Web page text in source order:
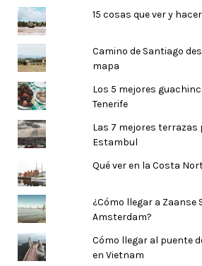
15 cosas que ver y
Camino de Santiago
mapa
Los 5 mejores
Tenerife
Las 7 mejores terrazas
Estambul
Qué ver en la Costa
¿Cómo llegar a Zaanse
Amsterdam?
Cómo llegar al puente
en Vietnam